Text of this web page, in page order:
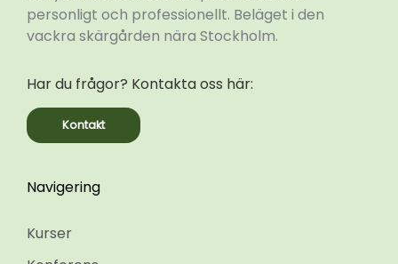
personligt och professionellt. Beläget i den
vackra skärgården nära Stockholm.
Har du frågor? Kontakta oss här:
Kontakt
Navigering
Kurser